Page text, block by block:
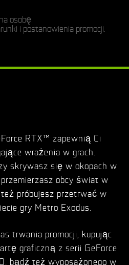
osobę.
i postanowienia promocji.
RTX™ zapewnią Ci
wrażenia w grach.
skrywasz się w okopach w
obcy świat w
próbujesz przetrwać w
gry Metro Exodus.
trwania promocji, kupując
graficzną z serii GeForce
bądź też wyposażonego w